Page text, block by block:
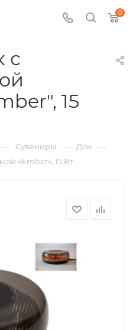
0
с
15
— Сувениры — Дом —
«Ember», 15 Вт